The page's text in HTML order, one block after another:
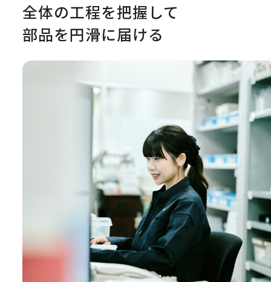
全体の工程を把握して
部品を円滑に届ける